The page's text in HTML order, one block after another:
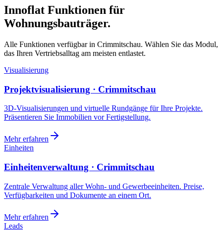
Innoflat Funktionen für
Wohnungsbauträger.
Alle Funktionen verfügbar in Crimmitschau. Wählen Sie das Modul,
das Ihren Vertriebsalltag am meisten entlastet.
Visualisierung
Projektvisualisierung · Crimmitschau
3D-Visualisierungen und virtuelle Rundgänge für Ihre Projekte.
Präsentieren Sie Immobilien vor Fertigstellung.
Mehr erfahren
Einheiten
Einheitenverwaltung · Crimmitschau
Zentrale Verwaltung aller Wohn- und Gewerbeeinheiten. Preise,
Verfügbarkeiten und Dokumente an einem Ort.
Mehr erfahren
Leads